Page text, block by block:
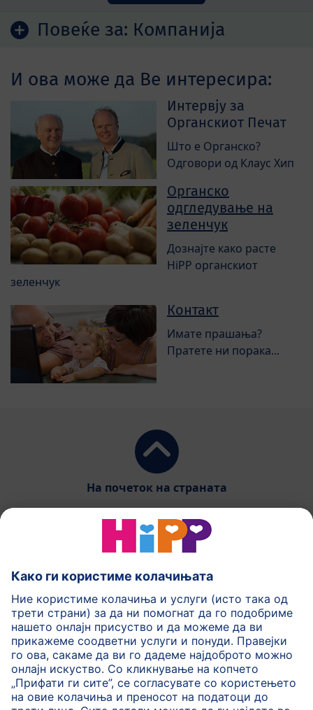
Повеќе за: Компанија
И ова може да Ве интересира:
Интервју за
Органскиот Печат
Што е Органско?
Одговори од Клаус Хип
Органско
одгледување на
зеленчук
Дознајте како расте
HiPP органскиот
зеленчук
Контакт
Имате прашања?
Пратете ни порака...
На почеток на страната
HiPP Млечни формули
HiPP Храна за бебиња
HiPP за деца
HiPP Нега за кожа
HiPP Бременост
Политика на приватност
Услови на користење